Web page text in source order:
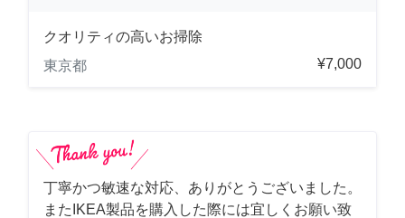
クオリティの高いお掃除
東京都
¥7,000
丁寧かつ敏速な対応、ありがとうございました。
またIKEA製品を購入した際には宜しくお願い致